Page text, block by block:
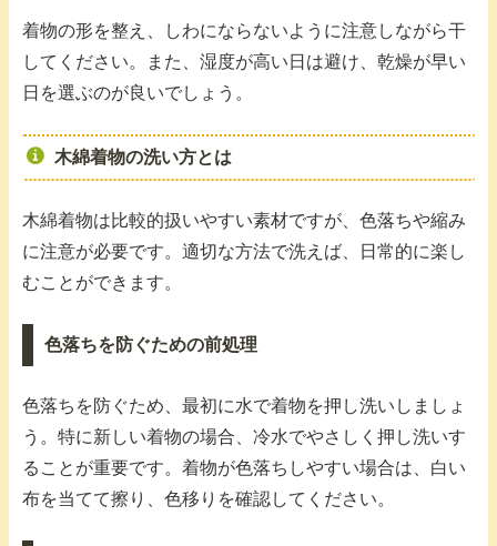
着物の形を整え、しわにならないように注意しながら干
してください。また、湿度が高い日は避け、乾燥が早い
日を選ぶのが良いでしょう。
木綿着物の洗い方とは
木綿着物は比較的扱いやすい素材ですが、色落ちや縮み
に注意が必要です。適切な方法で洗えば、日常的に楽し
むことができます。
色落ちを防ぐための前処理
色落ちを防ぐため、最初に水で着物を押し洗いしましょ
う。特に新しい着物の場合、冷水でやさしく押し洗いす
ることが重要です。着物が色落ちしやすい場合は、白い
布を当てて擦り、色移りを確認してください。